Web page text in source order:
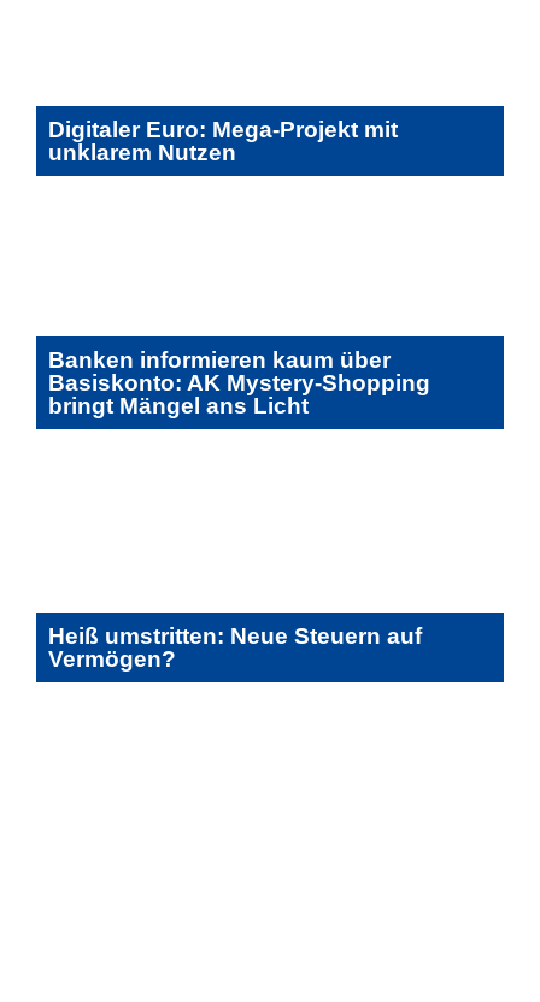
Digitaler Euro: Mega-Projekt mit
unklarem Nutzen
Banken informieren kaum über
Basiskonto: AK Mystery-Shopping
bringt Mängel ans Licht
Heiß umstritten: Neue Steuern auf
Vermögen?